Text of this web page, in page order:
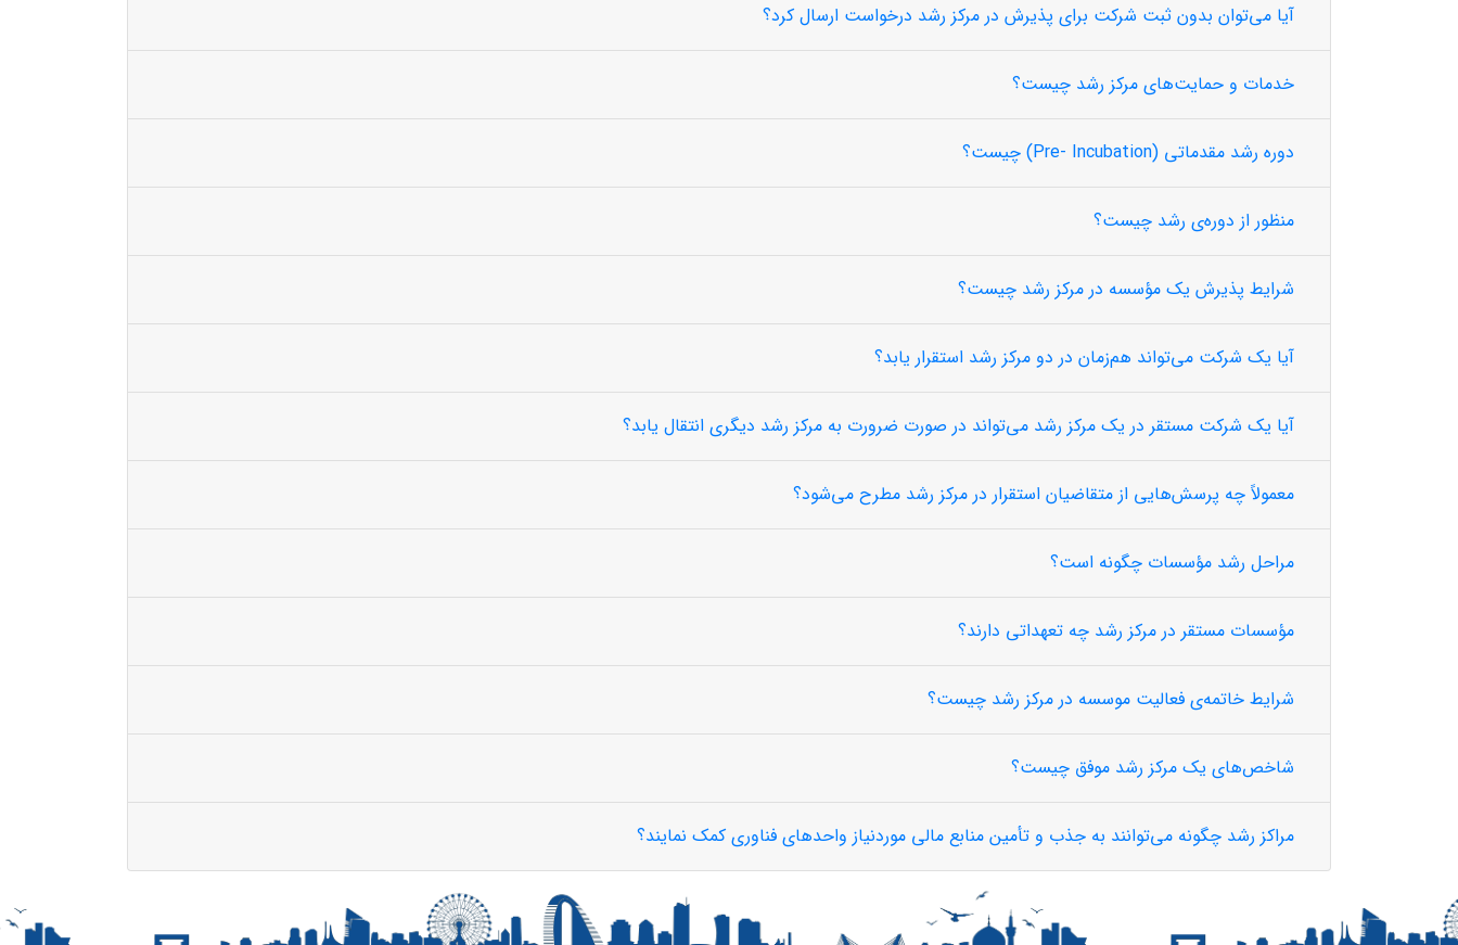
آیا می‌توان بدون ثبت شرکت برای پذیرش در مرکز رشد درخواست ارسال کرد؟
خدمات و حمایت‌های مرکز رشد چیست؟
دوره رشد مقدماتی (Pre- Incubation) چیست؟
منظور از دوره‌ی رشد چیست؟
شرایط پذیرش یک مؤسسه در مرکز رشد چیست؟
آیا یک شرکت می‌تواند هم‌زمان در دو مرکز رشد استقرار یابد؟
آیا یک شرکت مستقر در یک مرکز رشد می‌تواند در صورت ضرورت به مرکز رشد دیگری انتقال یابد؟
معمولاً چه پرسش‌هایی از متقاضیان استقرار در مرکز رشد مطرح می‌شود؟
مراحل رشد مؤسسات چگونه است؟
مؤسسات مستقر در مرکز رشد چه تعهداتی دارند؟
شرایط خاتمه‌ی فعالیت موسسه در مرکز رشد چیست؟
شاخص‌های یک مرکز رشد موفق چیست؟
مراکز رشد چگونه می‌توانند به جذب و تأمین منابع مالی موردنیاز واحدهای فناوری کمک نمایند؟